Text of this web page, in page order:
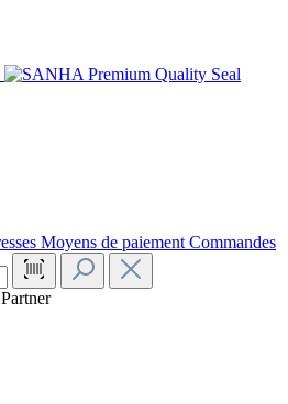
Moyens de paiement Commandes